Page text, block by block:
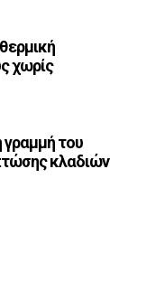
χωρίς
γραμμή του
κλαδιών